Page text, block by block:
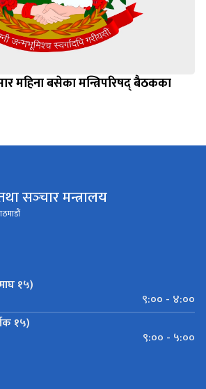
महिना बसेका मन्त्रिपरिषद् बैठकका
सञ्‍चार मन्त्रालय
१५)
९:०० - ४:००
१५)
९:०० - ५:००